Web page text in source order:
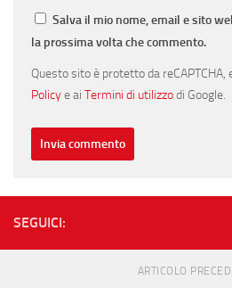
Salva il mio nome, email e sito
la prossima volta che commento.
Questo sito è protetto da reCAPTCHA,
Policye ai Termini di utilizzodi Google.
SEGUICI:
ARTICOLO